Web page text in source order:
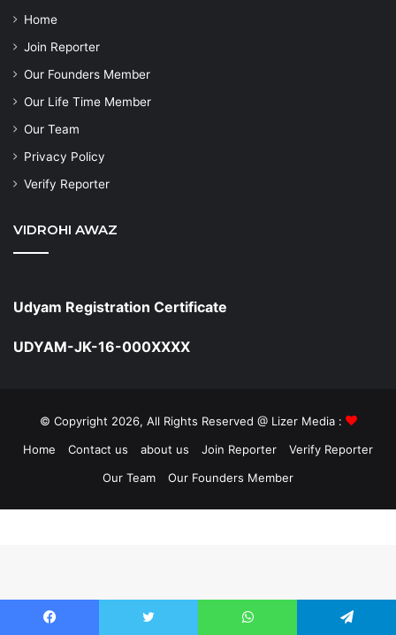
Home
Join Reporter
Our Founders Member
Our Life Time Member
Our Team
Privacy Policy
Verify Reporter
VIDROHI AWAZ
Udyam Registration Certificate
UDYAM-JK-16-000XXXX
© Copyright 2026, All Rights Reserved @ Lizer Media :
Home
Contact us about us Join Reporter
Verify Reporter
Our Team
Our Founders Member